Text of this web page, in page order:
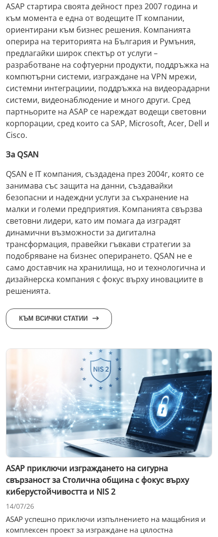
ASAP стартира своята дейност през 2007 година и
към момента е една от водещите IT компании,
ориентирани към бизнес решения. Компанията
оперира на територията на България и Румъния,
предлагайки широк спектър от услуги –
разработване на софтуерни продукти, поддръжка на
компютърни системи, изграждане на VPN мрежи,
системни интеграциии, поддръжка на видеорадарни
системи, видеонаблюдение и много други. Сред
партньорите на ASAP се нареждат водещи световни
корпорации, сред които са SAP, Microsoft, Acer, Dell и
Ciscо.
За QSAN
QSAN e IT компания, създадена през 2004г, която се
занимава със защита на данни, създавайки
безопасни и надеждни услуги за съхранение на
малки и големи предприятия. Компанията свързва
световни лидери, като им помага да изградят
динамични възможности за дигитална
трансформация, правейки гъвкави стратегии за
подобряване на бизнес оперирането. QSAN не e
само доставчик на хранилища, но и технологична и
дизайнерска компания с фокус върху иновациите в
решенията.
КЪМ ВСИЧКИ СТАТИИ
ASAP приключи изграждането на сигурна
свързаност за Столична община с фокус върху
киберустойчивостта и NIS 2
14/07/26
ASAP успешно приключи изпълнението на мащабния и
комплексен проект за изграждане на цялостна